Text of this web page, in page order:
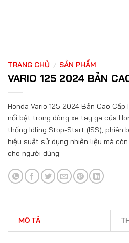
TRANG CHỦ / SẢN PHẨM
VARIO 125 2024 BẢN
Honda Vario 125 2024 Bản Cao
nổi bật trong dòng xe tay ga của
thống Idling Stop-Start (ISS), phiên
hiệu suất sử dụng nhiên liệu mà
cho người dùng.
MÔ TẢ